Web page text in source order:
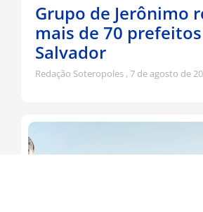
Grupo de Jerônimo
mais de 70
Salvador
Redação Soteropoles 7 de agosto de